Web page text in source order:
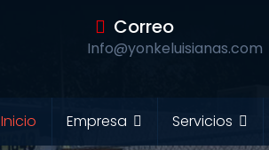
Correo
Info@yonkeluisianas.com
Inicio Empresa Servicios